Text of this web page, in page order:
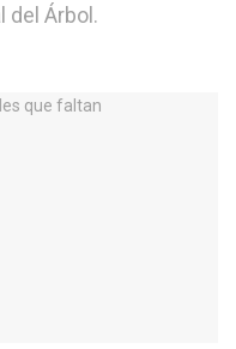
del Árbol.